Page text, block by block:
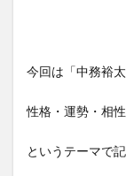
今回は「中務裕
性格・運勢・相
というテーマで